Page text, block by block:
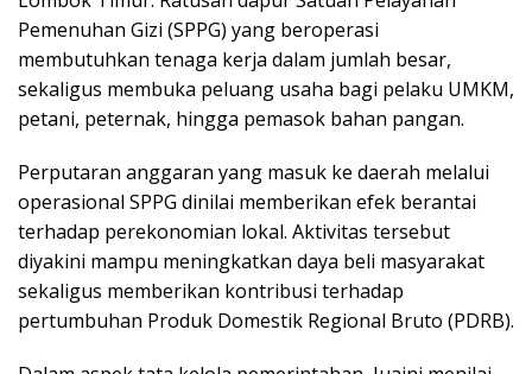
Pemenuhan Gizi (SPPG) yang beroperasi
membutuhkan tenaga kerja dalam jumlah besar,
sekaligus membuka peluang usaha bagi pelaku UMKM,
petani, peternak, hingga pemasok bahan pangan.
Perputaran anggaran yang masuk ke daerah melalui
operasional SPPG dinilai memberikan efek berantai
terhadap perekonomian lokal. Aktivitas tersebut
diyakini mampu meningkatkan daya beli masyarakat
sekaligus memberikan kontribusi terhadap
pertumbuhan Produk Domestik Regional Bruto (PDRB).